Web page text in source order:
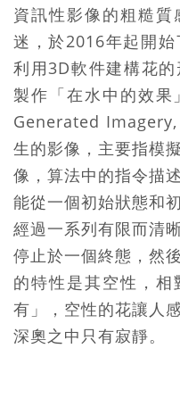
資訊性影像的粗糙
迷，於2016年起開
利用3D軟件建構花
製作「在水中的效
Generated Imagery,
生的影像，主要指模
像，算法中的指令描
能從一個初始狀態和
經過一系列有限而清
停止於一個終態，然
的特性是其空性，
有」，空性的花讓人
深奧之中只有寂靜。